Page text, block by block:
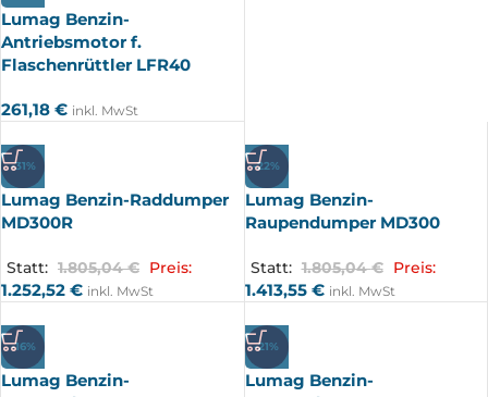
Lumag Benzin-
Antriebsmotor f.
Flaschenrüttler LFR40
261,18 € inkl. MwSt
-31%
Lumag Benzin-Raddumper
MD300R
Statt: 1.805,04€ Preis:
1.252,52 € inkl. MwSt
-22%
Lumag Benzin-
Raupendumper MD300
Statt: 1.805,04€ Preis:
1.413,55 € inkl. MwSt
-16%
Lumag Benzin-
-21%
Lumag Benzin-